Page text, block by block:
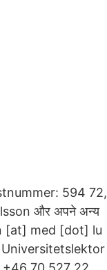
594 72,
और अपने अन्य
[at] med [dot] lu